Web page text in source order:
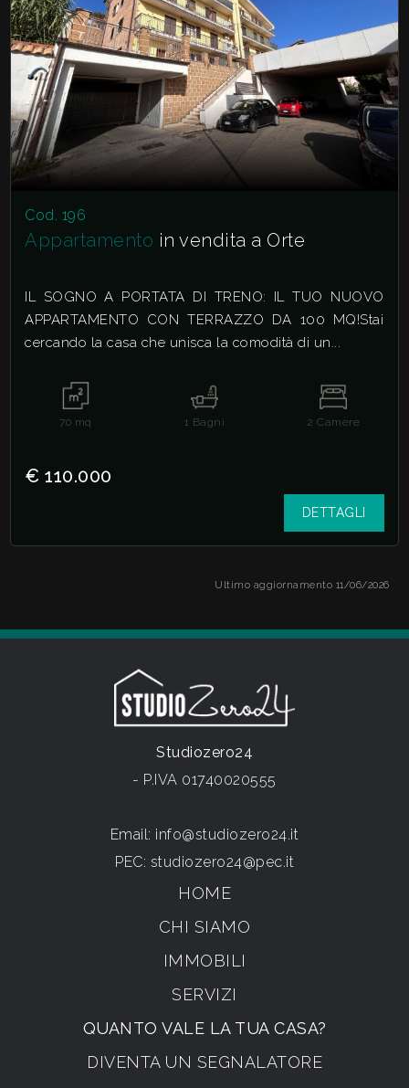
Cod. 196
Appartamento in vendita a Orte
IL SOGNO A PORTATA DI TRENO: IL TUO NUOVO
APPARTAMENTO CON TERRAZZO DA 100 MQ!Stai
cercando la casa che unisca la comodità di un...
70 mq 1 Bagni 2 Camere
€ 110.000
DETTAGLI
Ultimo aggiornamento 11/06/2026
Studiozero24
- P.IVA 01740020555
Email: info@studiozero24.it
PEC: studiozero24@pec.it
HOME
CHI SIAMO
IMMOBILI
SERVIZI
QUANTO VALE LA TUA CASA?
DIVENTA UN SEGNALATORE